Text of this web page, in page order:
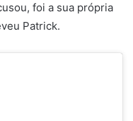
foi a sua própria
Patrick.